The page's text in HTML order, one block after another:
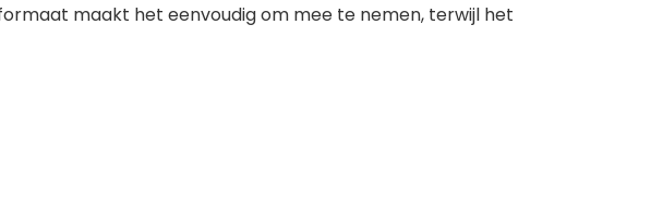
maakt het eenvoudig om mee te nemen, terwijl het